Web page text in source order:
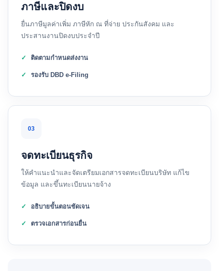
ภาษีและปิดงบ
ยื่นภาษีมูลค่าเพิ่ม ภาษีหัก ณ ที่จ่าย ประกันสังคม และ
ประสานงานปิดงบประจำปี
ติดตามกำหนดส่งงาน
รองรับ DBD e-Filing
03
จดทะเบียนธุรกิจ
ให้คำแนะนำและจัดเตรียมเอกสารจดทะเบียนบริษัท แก้ไข
ข้อมูล และขึ้นทะเบียนนายจ้าง
อธิบายขั้นตอนชัดเจน
ตรวจเอกสารก่อนยื่น